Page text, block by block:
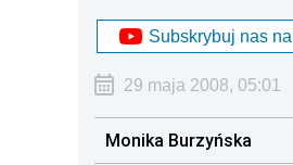
Subskrybuj nas
29 maja 2008, 05:01
Monika Burzyńska